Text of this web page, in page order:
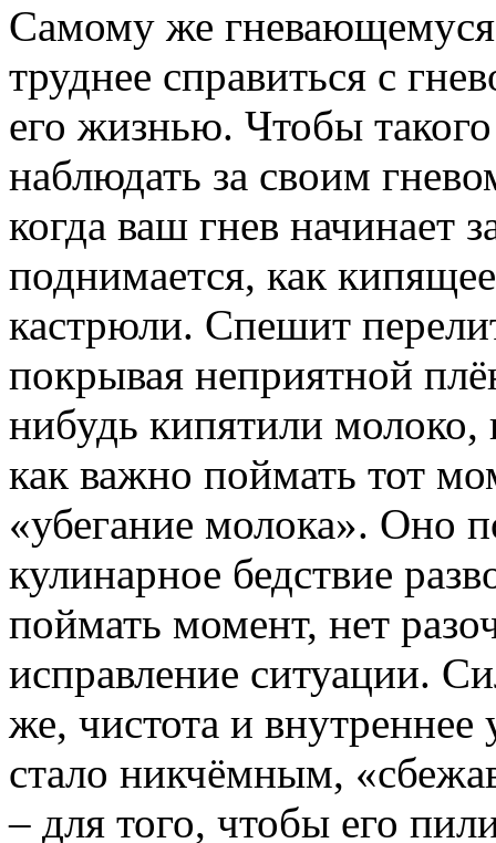
Самому же гневающемуся
труднее справиться с
его жизнью. Чтобы
наблюдать за своим
когда ваш гнев начинает
поднимается, как
кастрюли. Спешит
покрывая неприятной
нибудь кипятили молоко,
как важно поймать тот
«убегание молока». Оно
кулинарное бедствие
поймать момент, нет
исправление ситуации.
же, чистота и
стало никчёмным,
– для того, чтобы его